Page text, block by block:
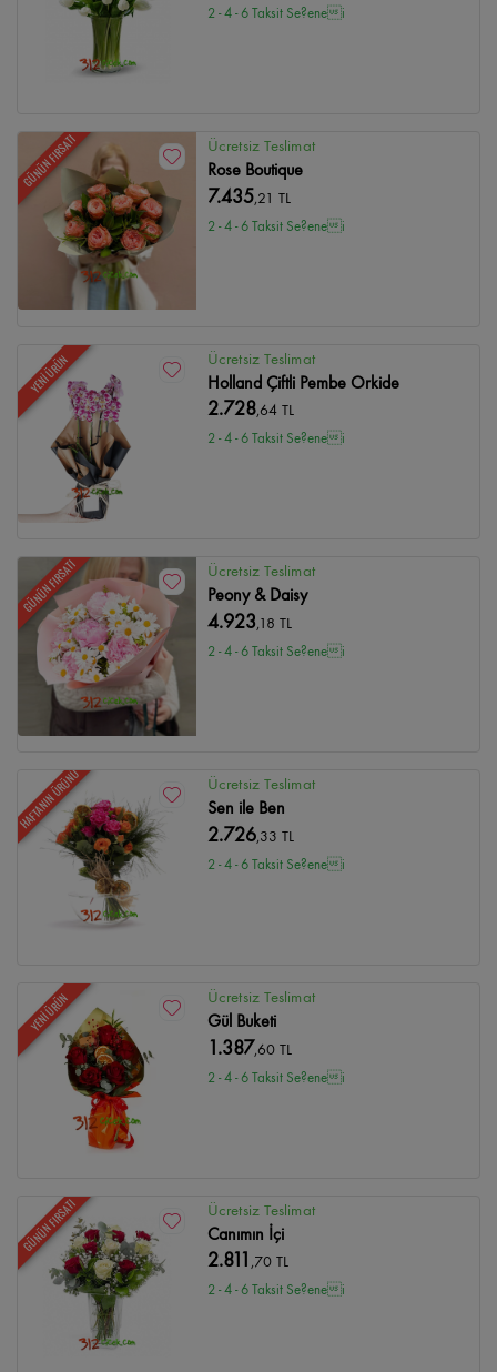
2 - 4 - 6 Taksit Se?enei
GÜNÜN FIRSATI Ücretsiz Teslimat
Rose Boutique
7.435,21 TL
2 - 4 - 6 Taksit Se?enei
YENİ ÜRÜN Ücretsiz Teslimat
Holland Çiftli Pembe Orkide
2.728,64 TL
2 - 4 - 6 Taksit Se?enei
GÜNÜN FIRSATI Ücretsiz Teslimat
Peony & Daisy
4.923,18 TL
2 - 4 - 6 Taksit Se?enei
HAFTANIN ÜRÜNÜ Ücretsiz Teslimat
Sen ile Ben
2.726,33 TL
2 - 4 - 6 Taksit Se?enei
YENİ ÜRÜN Ücretsiz Teslimat
Gül Buketi
1.387,60 TL
2 - 4 - 6 Taksit Se?enei
GÜNÜN FIRSATI Ücretsiz Teslimat
Canımın İçi
2.811 ,70 TL
2 - 4 - 6 Taksit Se?enei